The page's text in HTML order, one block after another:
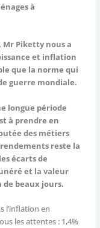
à
Mr Piketty nous a
et inflation
que la norme qui
guerre mondiale.
longue période
à prendre en
des métiers
reste la
écarts de
et la valeur
de beaux jours.
l’inflation en
les attentes : 1,4%